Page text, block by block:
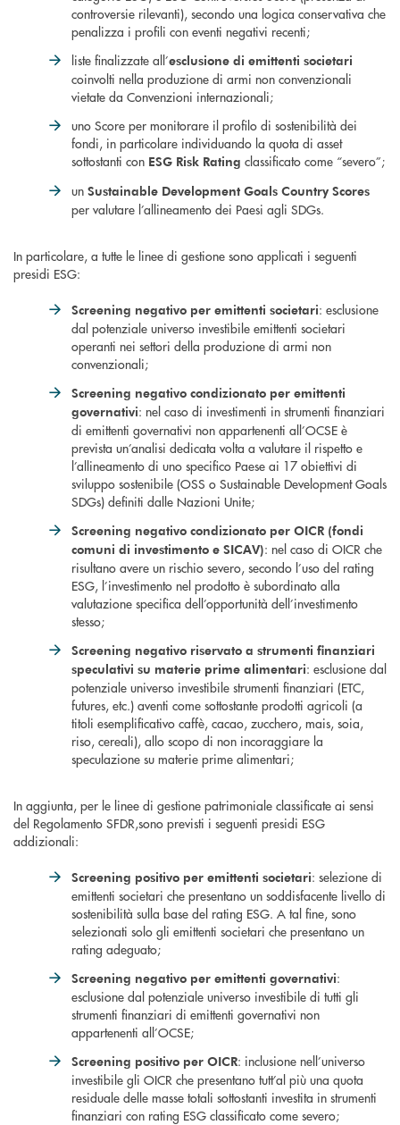
controversie rilevanti), secondo una logica conservativa che
penalizza i profili con eventi negativi recenti;
liste finalizzate all’esclusione di emittenti societari
coinvolti nella produzione di armi non convenzionali
vietate da Convenzioni internazionali;
uno Score per monitorare il profilo di sostenibilità dei
fondi, in particolare individuando la quota di asset
sottostanti con ESG Risk Rating classificato come “severo”;
un Sustainable Development Goals Country Scores
per valutare l’allineamento dei Paesi agli SDGs.
In particolare, a tutte le linee di gestione sono applicati i seguenti
presidi ESG:
Screening negativo per emittenti societari: esclusione
dal potenziale universo investibile emittenti societari
operanti nei settori della produzione di armi non
convenzionali;
Screening negativo condizionato per emittenti
governativi: nel caso di investimenti in strumenti finanziari
di emittenti governativi non appartenenti all’OCSE è
prevista un’analisi dedicata volta a valutare il rispetto e
l’allineamento di uno specifico Paese ai 17 obiettivi di
sviluppo sostenibile (OSS o Sustainable Development Goals
SDGs) definiti dalle Nazioni Unite;
Screening negativo condizionato per OICR (fondi
comuni di investimento e SICAV): nel caso di OICR che
risultano avere un rischio severo, secondo l’uso del rating
ESG, l’investimento nel prodotto è subordinato alla
valutazione specifica dell’opportunità dell’investimento
stesso;
Screening negativo riservato a strumenti finanziari
speculativi su materie prime alimentari: esclusione dal
potenziale universo investibile strumenti finanziari (ETC,
futures, etc.) aventi come sottostante prodotti agricoli (a
titoli esemplificativo caffè, cacao, zucchero, mais, soia,
riso, cereali), allo scopo di non incoraggiare la
speculazione su materie prime alimentari;
In aggiunta, per le linee di gestione patrimoniale classificate ai sensi
del Regolamento SFDR,sono previsti i seguenti presidi ESG
addizionali:
Screening positivo per emittenti societari: selezione di
emittenti societari che presentano un soddisfacente livello di
sostenibilità sulla base del rating ESG. A tal fine, sono
selezionati solo gli emittenti societari che presentano un
rating adeguato;
Screening negativo per emittenti governativi:
esclusione dal potenziale universo investibile di tutti gli
strumenti finanziari di emittenti governativi non
appartenenti all’OCSE;
Screening positivo per OICR: inclusione nell’universo
investibile gli OICR che presentano tutt’al più una quota
residuale delle masse totali sottostanti investita in strumenti
finanziari con rating ESG classificato come severo;